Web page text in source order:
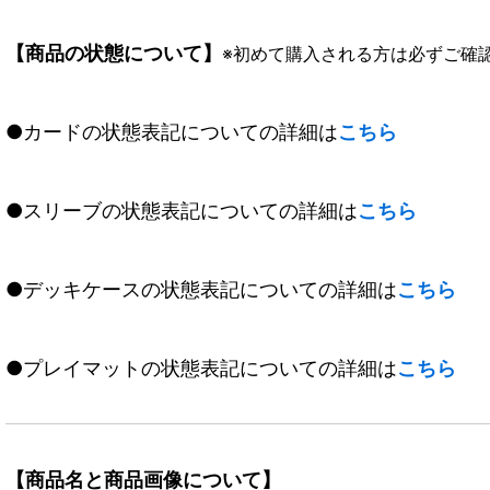
【商品の状態について】 ※初めて購入される方は必ずご確
●カードの状態表記についての詳細はこちら
●スリーブの状態表記についての詳細はこちら
●デッキケースの状態表記についての詳細はこちら
●プレイマットの状態表記についての詳細はこちら
【商品名と商品画像について】